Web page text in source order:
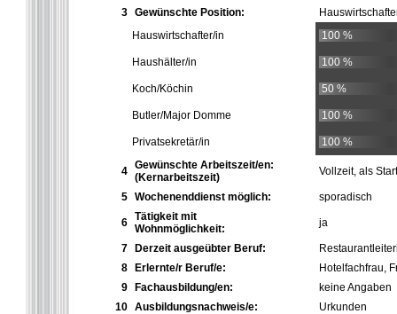
3 Gewünschte Position:
Hauswirtschafter/in
100 %
Haushälter/in 100 %
Koch/Köchin 50 %
Butler/Major Domme 100 %
Privatsekretär/in 100 %
4 Gewünschte Arbeitszeit/en:
(Kernarbeitszeit)
Vollzeit, als
5 Wochenenddienst möglich: sporadisch
6 Tätigkeit mit
Wohnmöglichkeit:
ja
7 Derzeit ausgeübter Beruf:
8
Erlernte/r Beruf/e:
Hotelfachfrau,
9
Fachausbildung/en:
keine Angaben
10 Ausbildungsnachweis/e:
Urkunden